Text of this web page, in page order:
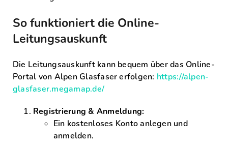
So funktioniert die Online-
Leitungsauskunft
Die Leitungsauskunft kann bequem über das Online-
Portal von Alpen Glasfaser erfolgen: https://alpen-
glasfaser.megamap.de/
Registrierung & Anmeldung:
Ein kostenloses Konto anlegen und
anmelden.